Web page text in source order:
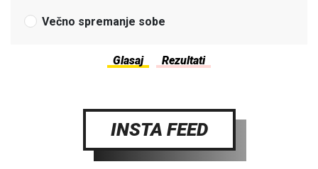
Večno spremanje sobe
INSTA FEED